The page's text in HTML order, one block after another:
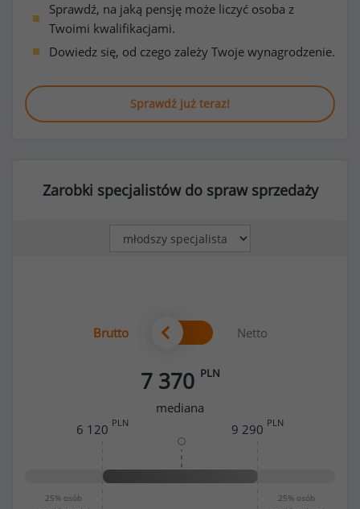
Sprawdź, na jaką pensję może liczyć osoba z
Twoimi kwalifikacjami.
Dowiedz się, od czego zależy Twoje wynagrodzenie.
Sprawdź już teraz!
Zarobki specjalistów do spraw sprzedaży
Brutto Netto
7 370 PLN
mediana
25% osób
25% osób
6 120 PLN 9 290 PLN